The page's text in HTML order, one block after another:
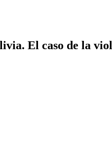
El caso de la